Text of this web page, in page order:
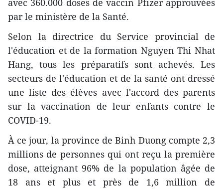
avec 360.000 doses de vaccin Pfizer approuvées
par le ministère de la Santé.
Selon la directrice du Service provincial de
l'éducation et de la formation Nguyen Thi Nhat
Hang, tous les préparatifs sont achevés. Les
secteurs de l'éducation et de la santé ont dressé
une liste des élèves avec l'accord des parents
sur la vaccination de leur enfants contre le
COVID-19.
À ce jour, la province de Binh Duong compte 2,3
millions de personnes qui ont reçu la première
dose, atteignant 96% de la population âgée de
18 ans et plus et près de 1,6 million de